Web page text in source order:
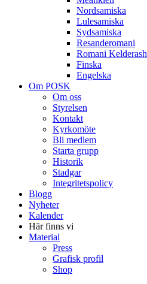
Nordsamiska
Lulesamiska
Sydsamiska
Resanderomani
Romani Kelderash
Finska
Engelska
Om POSK
Om oss
Styrelsen
Kontakt
Kyrkomöte
Bli medlem
Starta grupp
Historik
Stadgar
Integritetspolicy
Blogg
Nyheter
Kalender
Här finns vi
Material
Press
Grafisk profil
Shop